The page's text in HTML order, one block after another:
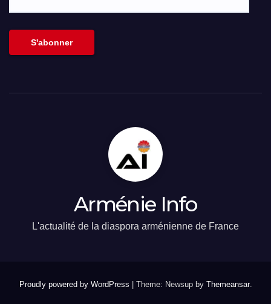
S'abonner
Arménie Info
L'actualité de la diaspora arménienne de France
Proudly powered by WordPress Theme: Newsup by Themeansar.